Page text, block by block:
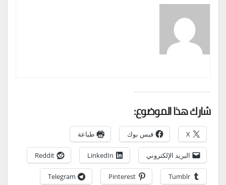
شارك هذا الموضوع:
X فيس بوك طباعة
البريد الإلكتروني LinkedIn
Reddit
Tumblr
Pinterest
Telegram